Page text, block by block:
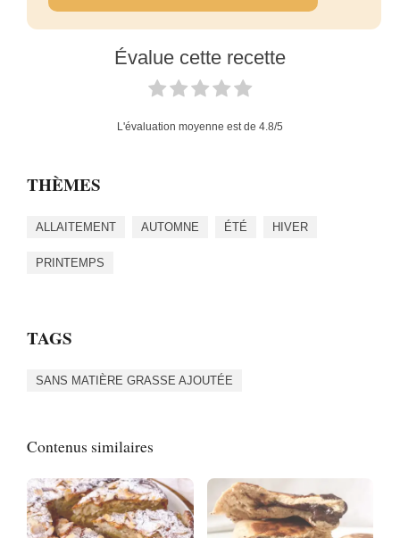
Évalue cette recette
L'évaluation moyenne est de 4.8/5
THÈMES
ALLAITEMENT AUTOMNE ÉTÉ HIVER
PRINTEMPS
TAGS
SANS MATIÈRE GRASSE AJOUTÉE
Contenus similaires